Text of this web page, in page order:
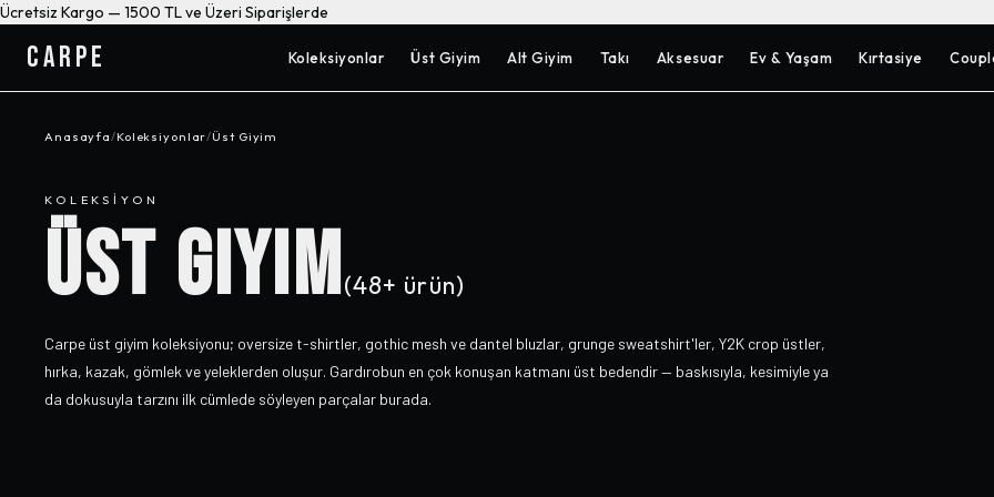
Ücretsiz Kargo — 1500 TL ve Üzeri Siparişlerde
CARPE Koleksiyonlar Üst Giyim Alt Giyim Takı Aksesuar Ev & Yaşam Kırtasiye
Anasayfa/Koleksiyonlar/Üst Giyim
KOLEKSIYON
ÜST GIYIM(48+ ürün)
Carpe üst giyim koleksiyonu; oversize t-shirtler, gothic mesh ve dantel bluzlar, grunge sweatshirt'ler, Y2K crop üstler,
hırka, kazak, gömlek ve yeleklerden oluşur. Gardırobun en çok konuşan katmanı üst bedendir — baskısıyla, kesimiyle ya
da dokusuyla tarzını ilk cümlede söyleyen parçalar burada.